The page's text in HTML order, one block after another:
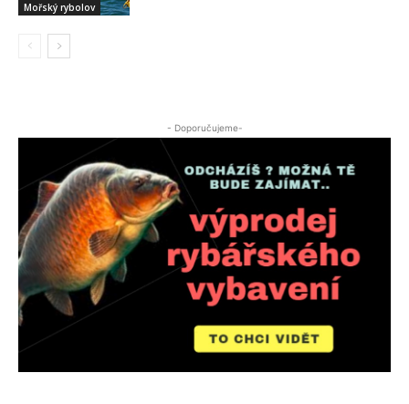
Mořský rybolov
- Doporučujeme-